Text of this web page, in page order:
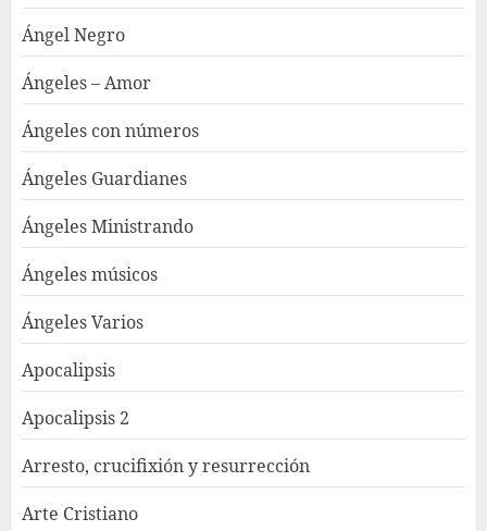
Ángel Negro
Ángeles – Amor
Ángeles con números
Ángeles Guardianes
Ángeles Ministrando
Ángeles músicos
Ángeles Varios
Apocalipsis
Apocalipsis 2
Arresto, crucifixión y resurrección
Arte Cristiano